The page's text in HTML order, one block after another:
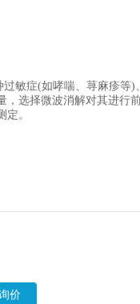
敏症(如哮喘、荨麻疹等
选择微波消解对其进行
。
价